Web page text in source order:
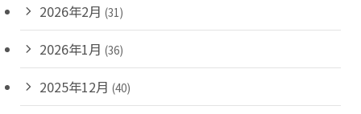
2026年2月 (31)
2026年1月 (36)
2025年12月 (40)